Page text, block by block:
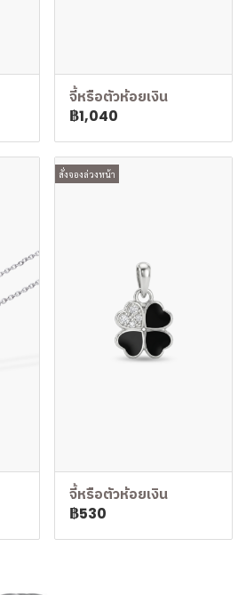
จี้หรือตัวห้อยเงิน
฿1,040
สั่งจองล่วงหน้า
จี้หรือตัวห้อยเงิน
฿530